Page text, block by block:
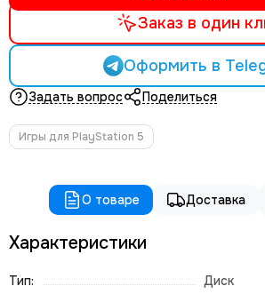
Заказ в один
Оформить в
Задать вопрос Поделиться
Игры для PlayStation 5
О товаре Доставка
Характеристики
Тип:
Диск